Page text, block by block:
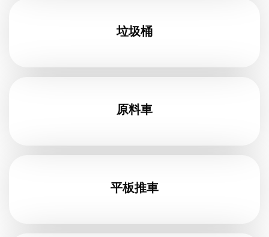
垃圾桶
原料車
平板推車